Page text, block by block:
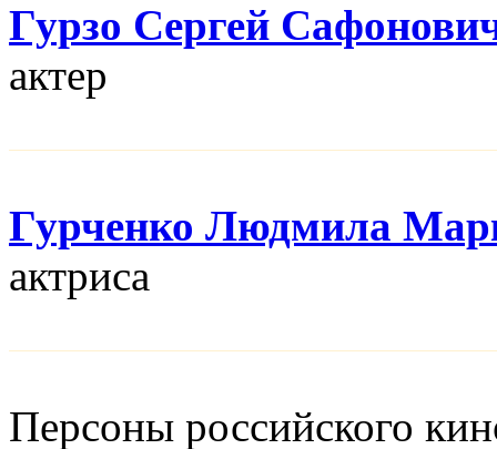
Гурзо Сергей
актер
Гурченко Людмила
актриса
Персоны российского